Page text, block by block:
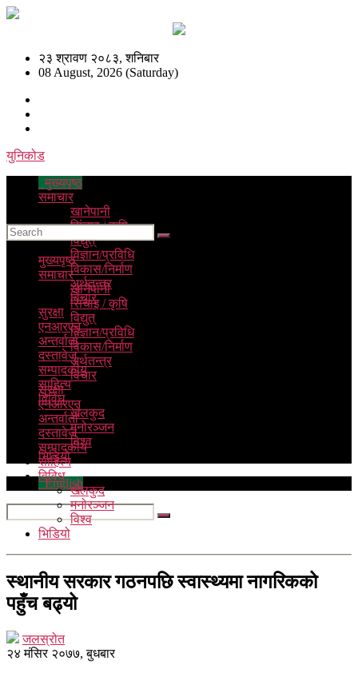
२३ श्रावण २०८३, शनिबार
08 August, 2026 (Saturday)
युनिकोड
मुख्यपृष्ठ
समाचार
खानेपानी
सिंचाइ / कृषि
विद्युत्
विज्ञान/प्रविधि
विकास/निर्माण
अर्थतन्त्र
विचार
सुरक्षा
एनआरएन
अन्तर्वार्ता
दस्तावेज
सम्पादकीय
साहित्य
विविध
खेलकुद
मनोरञ्जन
विश्व
भिडियो
English
मुख्यपृष्ठ
समाचार
खानेपानी
सिंचाइ / कृषि
विद्युत्
विज्ञान/प्रविधि
विकास/निर्माण
अर्थतन्त्र
विचार
सुरक्षा
एनआरएन
अन्तर्वार्ता
दस्तावेज
सम्पादकीय
साहित्य
विविध
खेलकुद
मनोरञ्जन
विश्व
भिडियो
स्थानीय सरकार गठनपछि स्वास्थ्यमा नागरिकको
पहुँच बढ्यो
जलस्रोत
२४ मंसिर २०७७, बुधबार